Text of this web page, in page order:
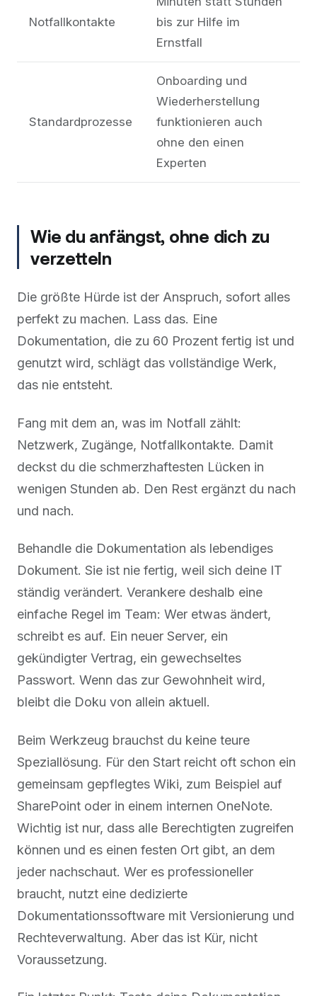
Notfallkontakte
bis zur Hilfe im
Ernstfall
Standardprozesse
Onboarding und
Wiederherstellung
funktionieren auch
ohne den einen
Experten
Wie du anfängst, ohne dich zu
verzetteln
Die größte Hürde ist der Anspruch, sofort alles
perfekt zu machen. Lass das. Eine
Dokumentation, die zu 60 Prozent fertig ist und
genutzt wird, schlägt das vollständige Werk,
das nie entsteht.
Fang mit dem an, was im Notfall zählt:
Netzwerk, Zugänge, Notfallkontakte. Damit
deckst du die schmerzhaftesten Lücken in
wenigen Stunden ab. Den Rest ergänzt du nach
und nach.
Behandle die Dokumentation als lebendiges
Dokument. Sie ist nie fertig, weil sich deine IT
ständig verändert. Verankere deshalb eine
einfache Regel im Team: Wer etwas ändert,
schreibt es auf. Ein neuer Server, ein
gekündigter Vertrag, ein gewechseltes
Passwort. Wenn das zur Gewohnheit wird,
bleibt die Doku von allein aktuell.
Beim Werkzeug brauchst du keine teure
Speziallösung. Für den Start reicht oft schon ein
gemeinsam gepflegtes Wiki, zum Beispiel auf
SharePoint oder in einem internen OneNote.
Wichtig ist nur, dass alle Berechtigten zugreifen
können und es einen festen Ort gibt, an dem
jeder nachschaut. Wer es professioneller
braucht, nutzt eine dedizierte
Dokumentationssoftware mit Versionierung und
Rechteverwaltung. Aber das ist Kür, nicht
Voraussetzung.